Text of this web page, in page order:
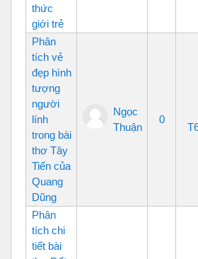
thức
giới trẻ
Phân
tích vẻ
đẹp hình
tượng
người
lính
trong bài
thơ Tây
Tiến của
Quang
Dũng
Ngọc
Thuận
0
Phân
tích chi
tiết bài